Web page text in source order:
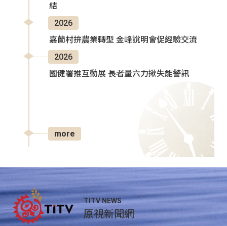
結
2026
嘉蘭村拚農業轉型 金峰說明會促經驗交流
2026
國健署推互動展 長者量六力揪失能警訊
more
TITV NEWS
原視新聞網